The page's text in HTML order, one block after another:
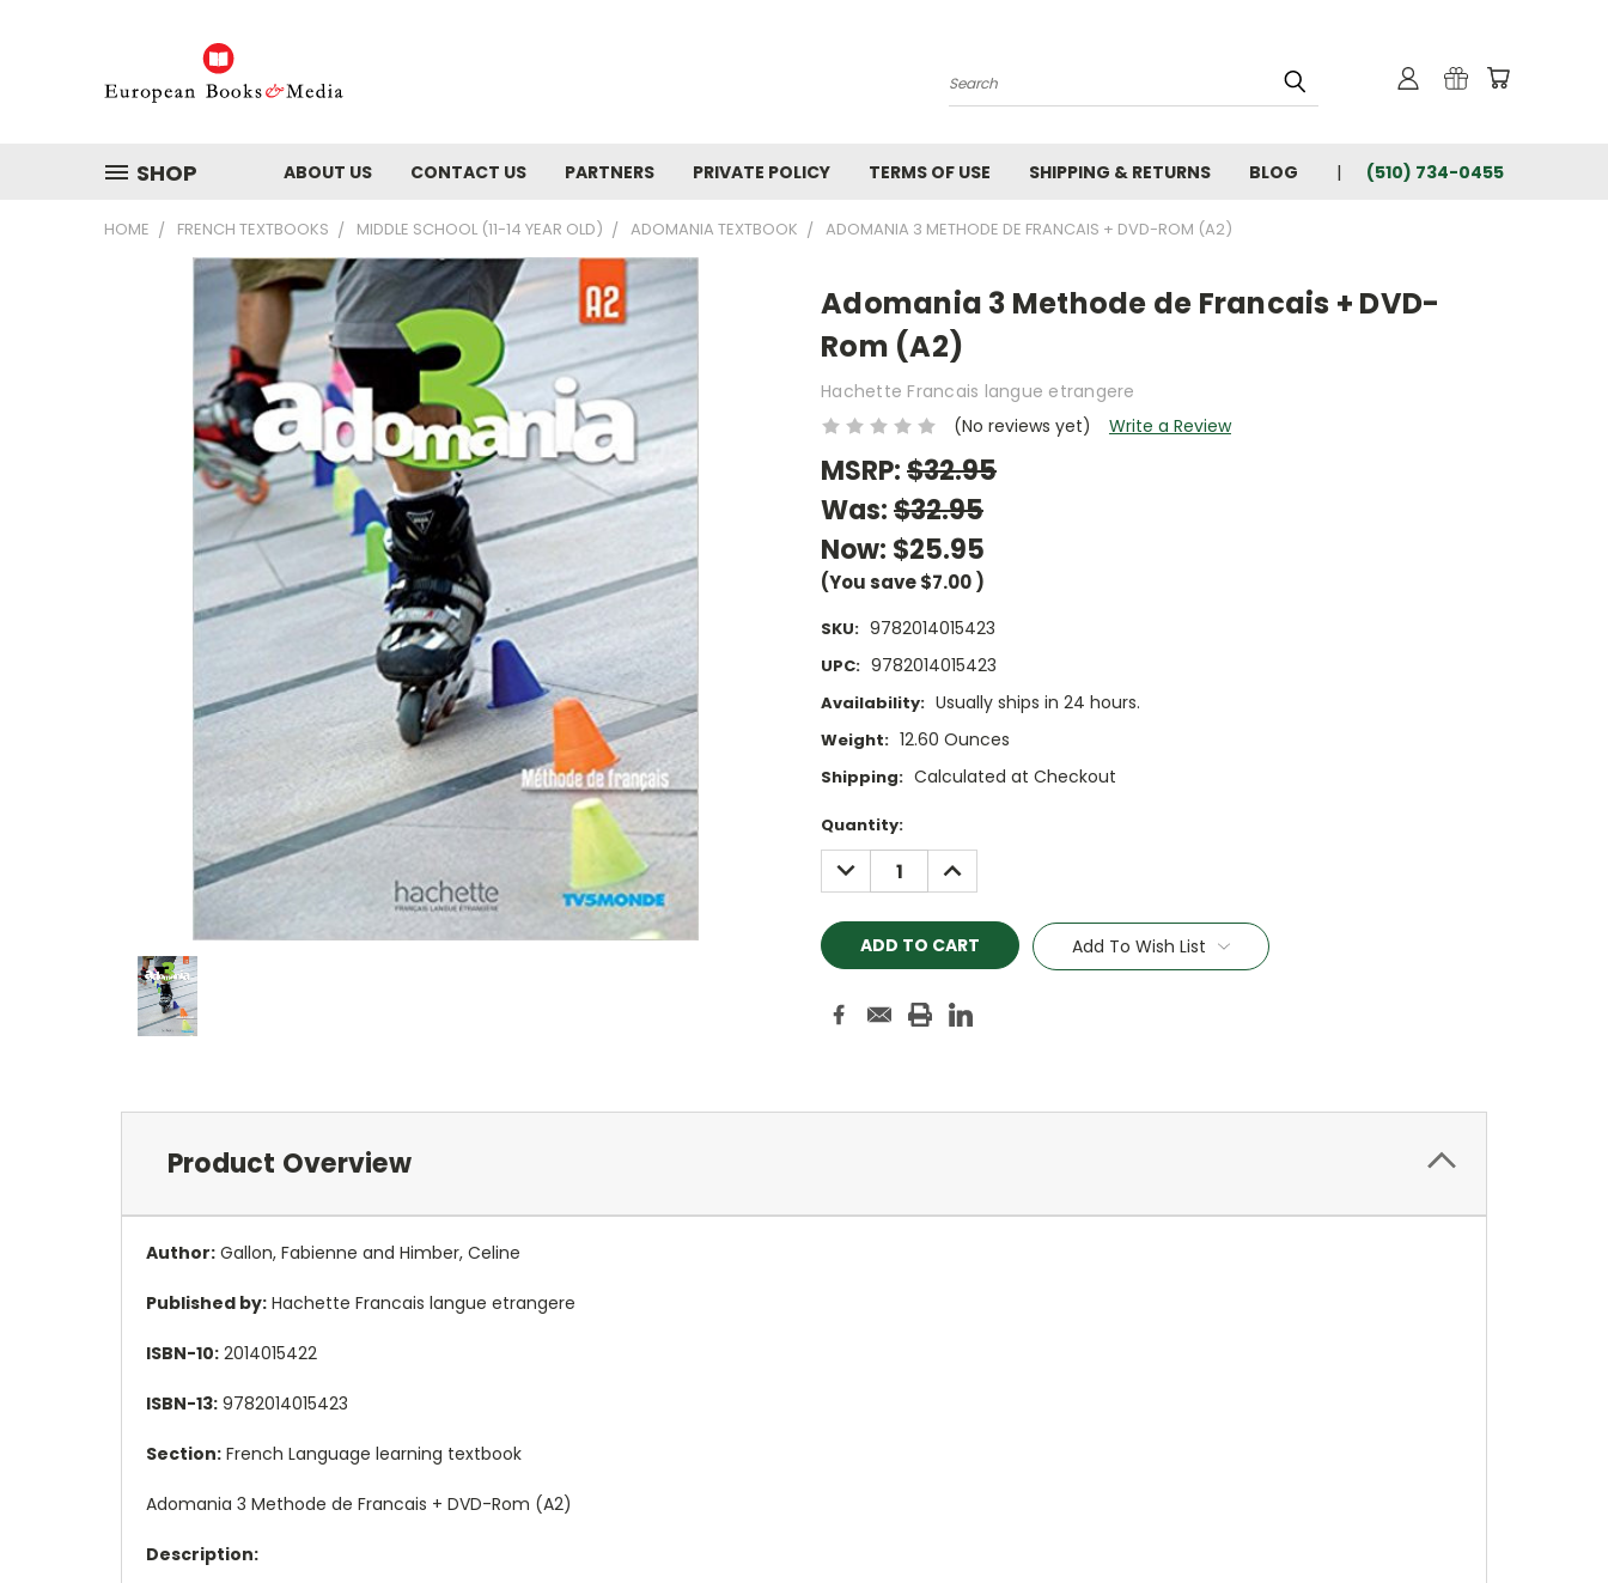
Search
SHOP ABOUT US CONTACT US PARTNERS PRIVATE POLICY TERMS OF USE SHIPPING & RETURNS BLOG (510) 734-0455
HOME FRENCH TEXTBOOKS MIDDLE SCHOOL (11-14 YEAR OLD) ADOMANIA TEXTBOOK ADOMANIA 3 METHODE DE FRANCAIS + DVD-ROM (A2)
Adomania 3 Methode de Francais + DVD-
Rom (A2)
Hachette Francais langue etrangere
(No reviews yet)
Write a Review
MSRP:$32.95
Was:$32.95
Now: $25.95
(You save$7.00)
SKU: 9782014015423
UPC: 9782014015423
Availability: Usually ships in 24 hours.
Weight: 12.60 Ounces
Shipping: Calculated at Checkout
Current
Stock:
Quantity:
DECREASE
QUANTITY:
INCREASE
QUANTITY:
Add To Wish List
Product Overview
Author: Gallon, Fabienne and Himber, Celine
Published by: Hachette Francais langue etrangere
ISBN-10: 2014015422
ISBN-13: 9782014015423
Section: French Language learning textbook
Adomania 3 Methode de Francais + DVD-Rom (A2)
Description: